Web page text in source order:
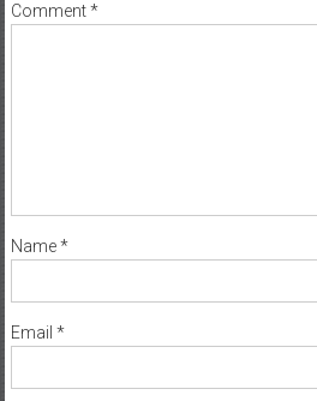
Comment*
Name*
Email *